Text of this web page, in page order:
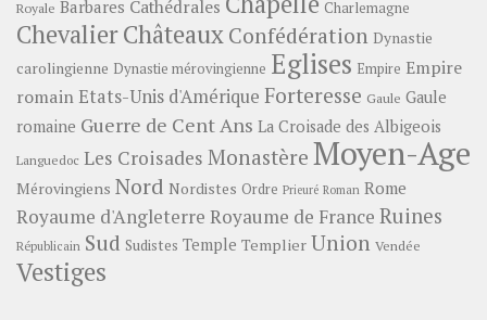
Royale Barbares Cathédrales Charlemagne
ChevalierChâteauxConfédération Dynastie
carolingienne Dynastie mérovingienne Eglises Empire Empire
romainEtats-Unis d'Amérique Forteresse Gaule Gaule
romaine Guerre de Cent Ans La Croisade des Albigeois
Languedoc Les Croisades Monastère Moyen-Age
Mérovingiens Nord Nordistes Ordre Prieuré Roman Rome
Royaume d'Angleterre Royaume de France Ruines
Républicain Sud Sudistes Temple Templier Union Vendée
Vestiges